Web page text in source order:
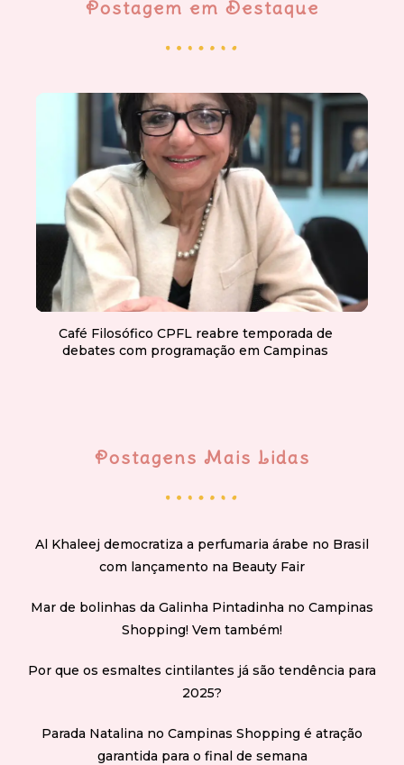
Postagem em Destaque
Café Filosófico CPFL reabre temporada de
debates com programação em Campinas
Postagens Mais Lidas
Al Khaleej democratiza a perfumaria árabe no Brasil
com lançamento na Beauty Fair
Mar de bolinhas da Galinha Pintadinha no Campinas
Shopping! Vem também!
Por que os esmaltes cintilantes já são tendência para
2025?
Parada Natalina no Campinas Shopping é atração
garantida para o final de semana